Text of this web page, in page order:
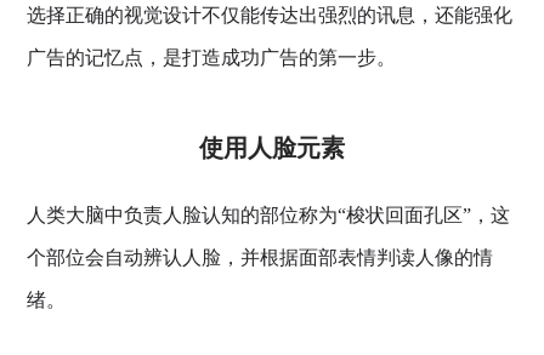
选择正确的视觉设计不仅能传达出强烈的讯息，还能强化
广告的记忆点，是打造成功广告的第一步。
使用人脸元素
人类大脑中负责人脸认知的部位称为“梭状回面孔区”，这
个部位会自动辨认人脸，并根据面部表情判读人像的情
绪。